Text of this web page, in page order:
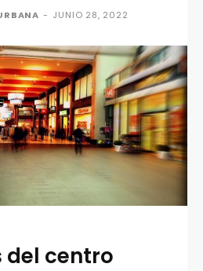
- JUNIO 28, 2022
del centro